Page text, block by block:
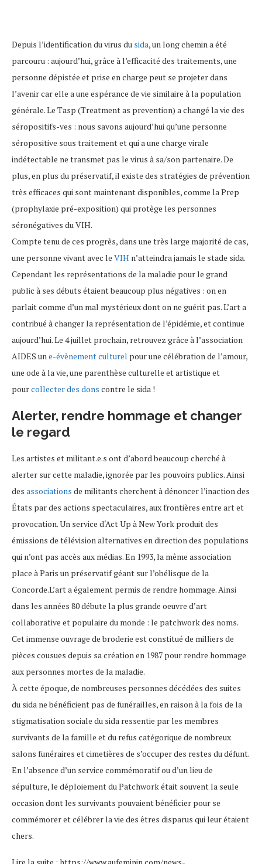
Depuis l’identification du virus du sida, un long chemin a été
parcouru : aujourd’hui, grâce à l’efficacité des traitements, une
personne dépistée et prise en charge peut se projeter dans
l’avenir car elle a une espérance de vie similaire à la population
générale. Le Tasp (Treatment as prevention) a changé la vie des
séropositifs-ves : nous savons aujourd’hui qu’une personne
séropositive sous traitement et qui a une charge virale
indétectable ne transmet pas le virus à sa/son partenaire. De
plus, en plus du préservatif, il existe des stratégies de prévention
très efficaces qui sont maintenant disponibles, comme la Prep
(prophylaxie pré-exposition) qui protège les personnes
séronégatives du VIH.
Compte tenu de ces progrès, dans une très large majorité de cas,
une personne vivant avec le VIH n’atteindra jamais le stade sida.
Cependant les représentations de la maladie pour le grand
public à ses débuts étaient beaucoup plus négatives : on en
parlait comme d’un mal mystérieux dont on ne guérit pas. L’art a
contribué à changer la représentation de l’épidémie, et continue
aujourd’hui. Le 4 juillet prochain, retrouvez grâce à l’association
AIDES une-évènement culturel pour une célébration de l’amour,
une ode à la vie, une parenthèse culturelle et artistique et
pourcollecter des dons contre le sida !
Alerter, rendre hommage et changer
le regard
Les artistes et militant.e.s ont d’abord beaucoup cherché à
alerter sur cette maladie, ignorée par les pouvoirs publics. Ainsi
des associations de militants cherchent à dénoncer l’inaction des
États par des actions spectaculaires, aux frontières entre art et
provocation. Un service d‘Act Up à New York produit des
émissions de télévision alternatives en direction des populations
qui n’ont pas accès aux médias. En 1993, la même association
place à Paris un préservatif géant sur l’obélisque de la
Concorde.L’art a également permis de rendre hommage. Ainsi
dans les années 80 débute la plus grande oeuvre d’art
collaborative et populaire du monde : le patchwork des noms.
Cet immense ouvrage de broderie est constitué de milliers de
pièces cousues depuis sa création en 1987 pour rendre hommage
aux personnes mortes de la maladie.
À cette époque, de nombreuses personnes décédées des suites
du sida ne bénéficient pas de funérailles, en raison à la fois de la
stigmatisation sociale du sida ressentie par les membres
survivants de la famille et du refus catégorique de nombreux
salons funéraires et cimetières de s’occuper des restes du défunt.
En l’absence d’un service commémoratif ou d’un lieu de
sépulture, le déploiement du Patchwork était souvent la seule
occasion dont les survivants pouvaient bénéficier pour se
commémorer et célébrer la vie des êtres disparus qui leur étaient
chers.